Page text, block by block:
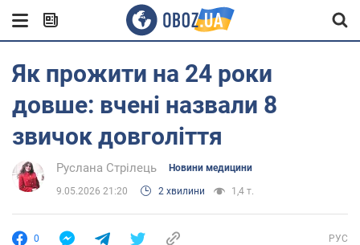
Як прожити на 24 роки
довше: вчені назвали 8
звичок довголіття
Руслана Стрілець Новини медицини
9.05.2026 21:20 2 хвилини 1,4 т.
0 РУС